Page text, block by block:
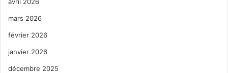
mars 2026
février 2026
janvier 2026
décembre 2025